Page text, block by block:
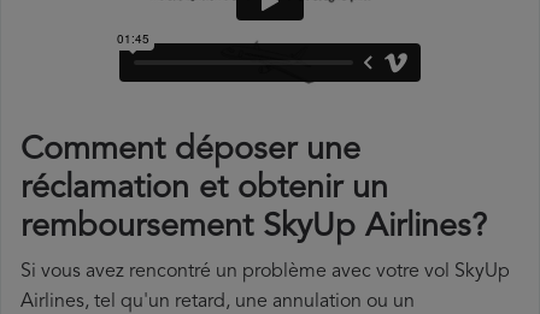
Comment déposer une
réclamation et obtenir un
remboursement SkyUp Airlines?
Si vous avez rencontré un problème avec votre vol SkyUp
Airlines, tel qu'un retard, une annulation ou un